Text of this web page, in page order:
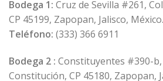
in
the
Scene
Bodega 1: Cruz de Sevilla #261,
CP 45199, Zapopan, Jalisco, México.
Teléfono: (333) 366 6911
Bodega 2 : Constituyentes #390-
Constitución, CP 45180, Zapopan,